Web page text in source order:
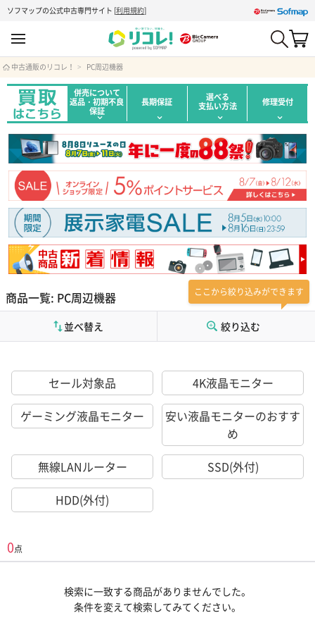
ソフマップの公式中古専門サイト [利用規約]
中古通販のリコレ！ PC周辺機器
併売について
返品・初期不良
保証
長期保証 選べる
支払い方法 修理受付
商品一覧: PC周辺機器 ここから絞り込みができます
絞り込む
並べ替え
セール対象品
4K液晶モニター
ゲーミング液晶モニター
安い液晶モニターのおすす
め
無線LANルーター
SSD(外付)
HDD(外付)
0点
検索に一致する商品がありませんでした。
条件を変えて検索してみてください。